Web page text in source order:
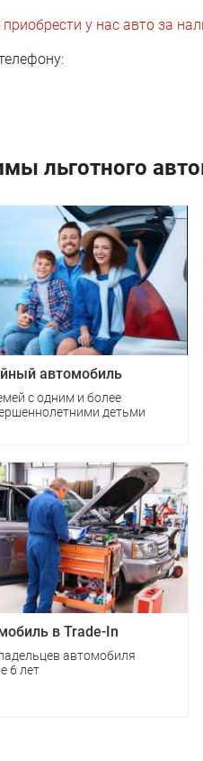
у нас авто за
льготного
автомобиль
с одним и более
детьми
в Trade-In
автомобиля
6 лет